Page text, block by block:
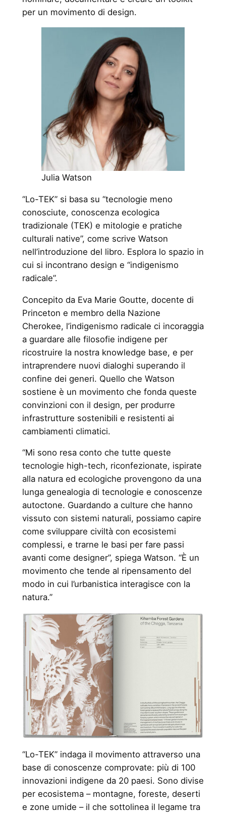
per un movimento di design.
Julia Watson
“Lo-TEK” si basa su “tecnologie meno
conosciute, conoscenza ecologica
tradizionale (TEK) e mitologie e pratiche
culturali native”, come scrive Watson
nell’introduzione del libro. Esplora lo spazio in
cui si incontrano design e “indigenismo
radicale”.
Concepito da Eva Marie Goutte, docente di
Princeton e membro della Nazione
Cherokee, l’indigenismo radicale ci incoraggia
a guardare alle filosofie indigene per
ricostruire la nostra knowledge base, e per
intraprendere nuovi dialoghi superando il
confine dei generi. Quello che Watson
sostiene è un movimento che fonda queste
convinzioni con il design, per produrre
infrastrutture sostenibili e resistenti ai
cambiamenti climatici.
“Mi sono resa conto che tutte queste
tecnologie high-tech, riconfezionate, ispirate
alla natura ed ecologiche provengono da una
lunga genealogia di tecnologie e conoscenze
autoctone. Guardando a culture che hanno
vissuto con sistemi naturali, possiamo capire
come sviluppare civiltà con ecosistemi
complessi, e trarne le basi per fare passi
avanti come designer”, spiega Watson. “È un
movimento che tende al ripensamento del
modo in cui l’urbanistica interagisce con la
natura.”
“Lo-TEK” indaga il movimento attraverso una
base di conoscenze comprovate: più di 100
innovazioni indigene da 20 paesi. Sono divise
per ecosistema – montagne, foreste, deserti
e zone umide – il che sottolinea il legame tra